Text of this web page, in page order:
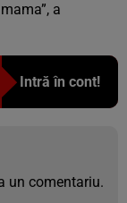
a
Intră în cont!
un comentariu.